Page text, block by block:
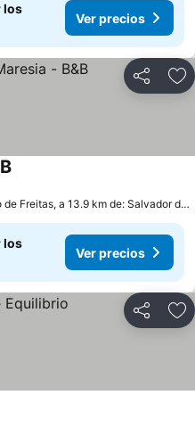
los
Ver precios
Compartir
Lauro de Freitas, a 13.9 km de: Salvador de Bahía
los
Ver precios
Compartir